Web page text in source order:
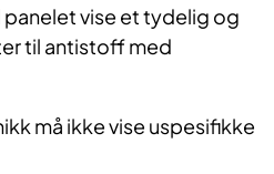
vise et tydelig og
til antistoff med
må ikke vise uspesifikke